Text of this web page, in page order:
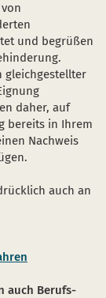
und begrüßen
gleichgestellter
daher, auf
bereits in Ihrem
Nachweis
auch an
auch Berufs-